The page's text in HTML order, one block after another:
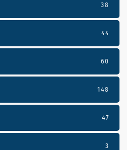
38
44
60
148
47
3